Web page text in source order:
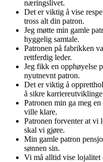
næringslivet.
Det er viktig å vise
tross alt din patron.
Jeg møtte min gamle
hyggelig samtale.
Patronen på fabrikken
rettferdig leder.
Jeg fikk en opphøyelse
nyutnevnt patron.
Det er viktig å
å sikre
Patronen min ga meg
ville klare.
Patronen forventer at vi
skal vi gjøre.
Min gamle patron
sønnen sin.
Vi må alltid vise lojalitet